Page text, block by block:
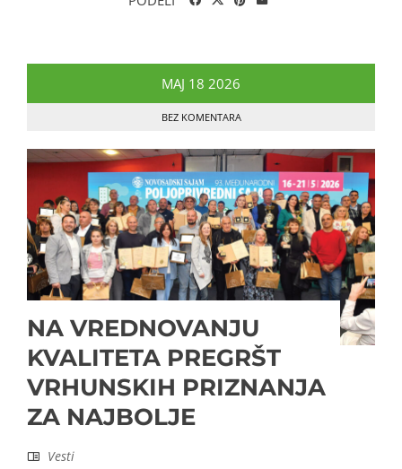
MAJ 18 2026
BEZ KOMENTARA
NA VREDNOVANJU
KVALITETA PREGRŠT
VRHUNSKIH PRIZNANJA
ZA NAJBOLJE
Vesti